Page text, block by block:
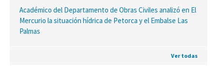
Académico del Departamento de Obras Civiles analizó en El
Mercurio la situación hídrica de Petorca y el Embalse Las
Palmas
Ver todas